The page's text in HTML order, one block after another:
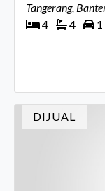
Tangerang,
4
4 1
DIJUAL